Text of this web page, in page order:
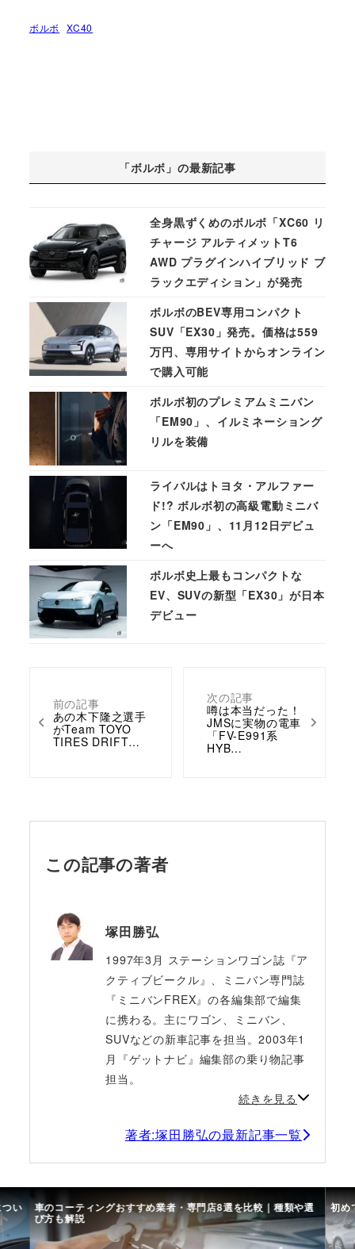
ボルボ XC40
前の記事
あの木下隆之選手
がTeam TOYO
TIRES DRIFT…
次の記事
噂は本当だった！
JMSに実物の電車
「FV-E991系
HYB…
「ボルボ」の最新記事
全身黒ずくめのボルボ「XC60 リ
チャージ アルティメットT6
AWD プラグインハイブリッド ブ
ラックエディション」が発売
ボルボのBEV専用コンパクト
SUV「EX30」発売。価格は559
万円、専用サイトからオンライン
で購入可能
ボルボ初のプレミアムミニバン
「EM90」、イルミネーショング
リルを装備
ライバルはトヨタ・アルファー
ド!? ボルボ初の高級電動ミニバ
ン「EM90」、11月12日デビュ
ーへ
ボルボ史上最もコンパクトな
EV、SUVの新型「EX30」が日本
デビュー
この記事の著者
塚田勝弘
1997年3月 ステーションワゴン誌『ア
クティブビークル』、ミニバン専門誌
『ミニバンFREX』の各編集部で編集
に携わる。主にワゴン、ミニバン、
SUVなどの新車記事を担当。2003年1
月『ゲットナビ』編集部の乗り物記事
担当。
続きを見る
著者:塚田勝弘の最新記事一覧
い 車のコーティングおすすめ業者・専門店8選を比較｜種類や選
び方も解説
初め